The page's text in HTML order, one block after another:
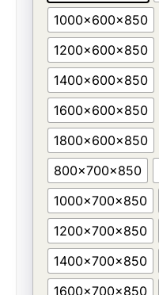
1000x600x850
1200x600x850
1400x600x850
1600x600x850
1800x600x850
800x700x850
1000x700x850
1200x700x850
1400x700x850
1600x700x850
szuflady